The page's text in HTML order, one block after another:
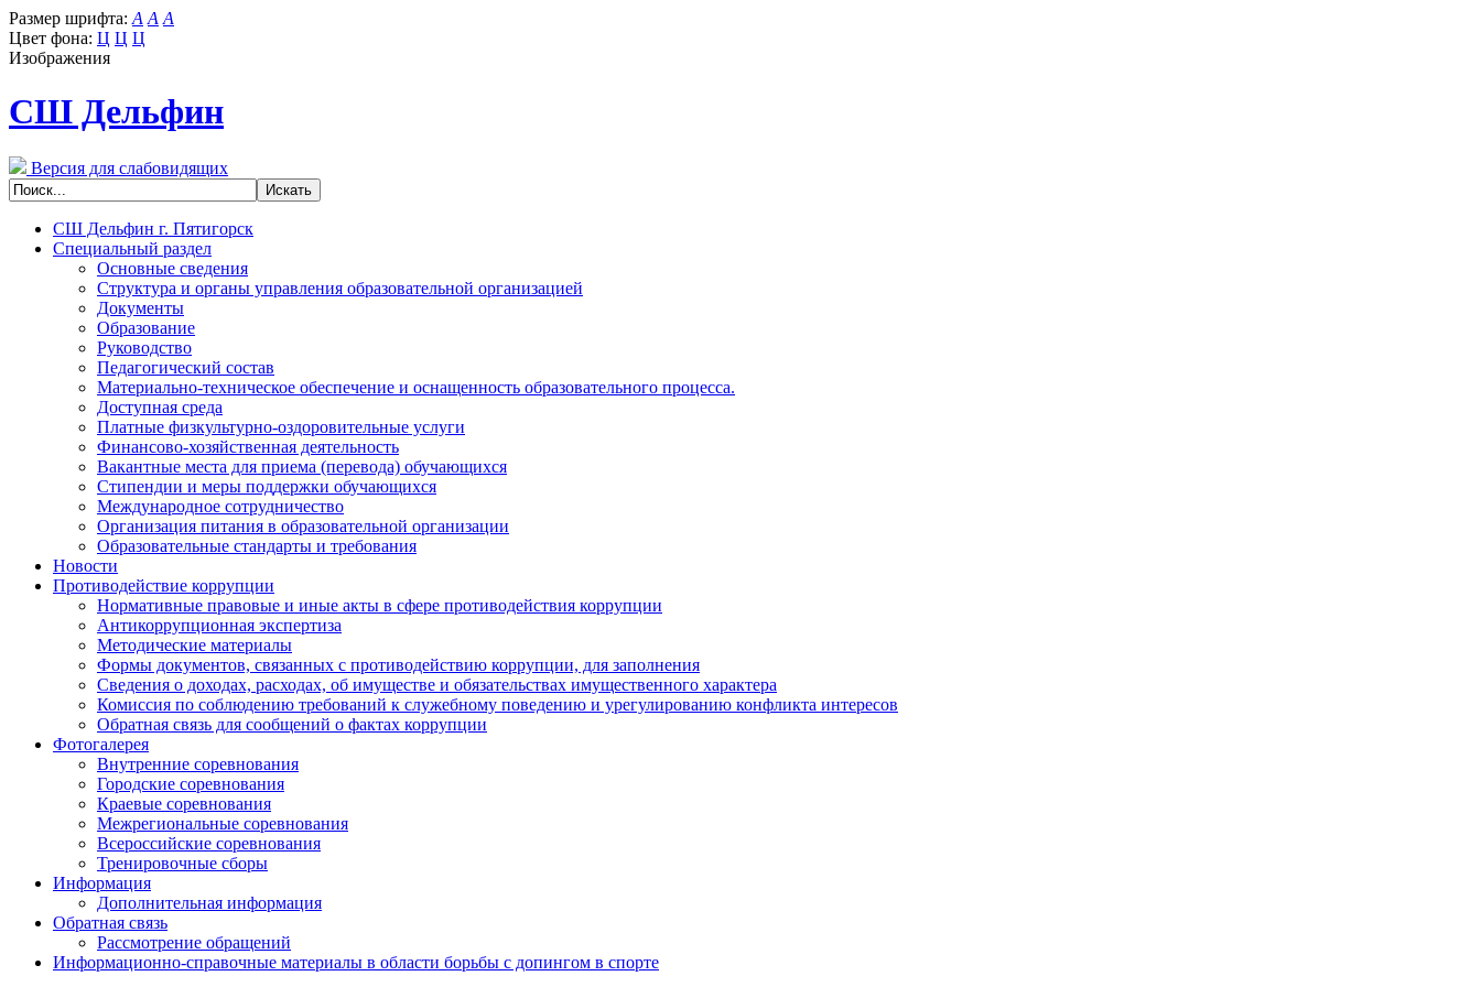
Размер шрифта: A A A
Цвет фона: Ц Ц Ц
Изображения
СШ Дельфин
Версия для слабовидящих
СШ Дельфин г. Пятигорск
Специальный раздел
Основные сведения
Структура и органы управления образовательной организацией
Документы
Образование
Руководство
Педагогический состав
Материально-техническое обеспечение и оснащенность образовательного процесса.
Доступная среда
Платные физкультурно-оздоровительные услуги
Финансово-хозяйственная деятельность
Вакантные места для приема (перевода) обучающихся
Стипендии и меры поддержки обучающихся
Международное сотрудничество
Организация питания в образовательной организации
Образовательные стандарты и требования
Новости
Противодействие коррупции
Нормативные правовые и иные акты в сфере противодействия коррупции
Антикоррупционная экспертиза
Методические материалы
Формы документов, связанных с противодействию коррупции, для заполнения
Сведения о доходах, расходах, об имуществе и обязательствах имущественного характера
Комиссия по соблюдению требований к служебному поведению и урегулированию конфликта интересов
Обратная связь для сообщений о фактах коррупции
Фотогалерея
Внутренние соревнования
Городские соревнования
Краевые соревнования
Межрегиональные соревнования
Всероссийские соревнования
Тренировочные сборы
Информация
Дополнительная информация
Обратная связь
Рассмотрение обращений
Информационно-справочные материалы в области борьбы с допингом в спорте